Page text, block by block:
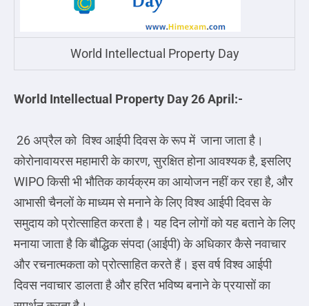
World Intellectual Property Day
World Intellectual Property Day 26 April:-
26 अप्रैल को विश्व आईपी दिवस के रूप में जाना जाता है।
कोरोनावायरस महामारी के कारण, सुरक्षित होना आवश्यक है, इसलिए
WIPO किसी भी भौतिक कार्यक्रम का आयोजन नहीं कर रहा है, और
आभासी चैनलों के माध्यम से मनाने के लिए विश्व आईपी दिवस के
समुदाय को प्रोत्साहित करता है। यह दिन लोगों को यह बताने के लिए
मनाया जाता है कि बौद्धिक संपदा (आईपी) के अधिकार कैसे नवाचार
और रचनात्मकता को प्रोत्साहित करते हैं। इस वर्ष विश्व आईपी
दिवस नवाचार डालता है और हरित भविष्य बनाने के प्रयासों का